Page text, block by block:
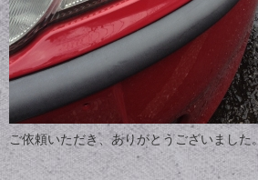
ご依頼いただき、ありがとうございました。